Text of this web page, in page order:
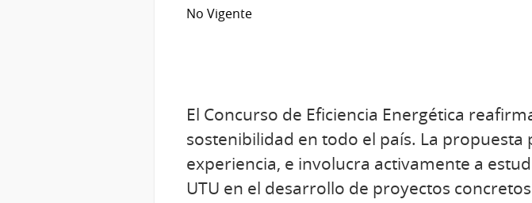
No Vigente
El Concurso de Eficiencia Energética
sostenibilidad en todo el país. La
experiencia, e involucra activamente a
UTU en el desarrollo de proyectos